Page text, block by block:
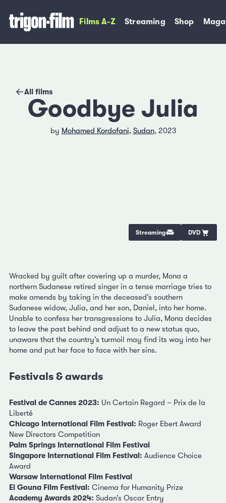
Films A-Z Streaming Shop
All films
Goodbye Julia
by Mohamed Kordofani, Sudan, 2023
Streaming DVD
Wracked by guilt after covering up a murder, Mona a
northern Sudanese retired singer in a tense marriage tries to
make amends by taking in the deceased’s southern
Sudanese widow, Julia, and her son, Daniel, into her home.
Unable to confess her transgressions to Julia, Mona decides
to leave the past behind and adjust to a new status quo,
unaware that the country’s turmoil may find its way into her
home and put her face to face with her sins.
Festivals & awards
Festival de Cannes 2023: Un Certain Regard – Prix de la
Liberté
Chicago International Film Festival: Roger Ebert Award
New Directors Competition
Palm Springs International Film Festival
Singapore International Film Festival: Audience Choice
Award
Warsaw International Film Festival
El Gouna Film Festival: Cinema for Humanity Prize
Academy Awards 2024: Sudan’s Oscar Entry